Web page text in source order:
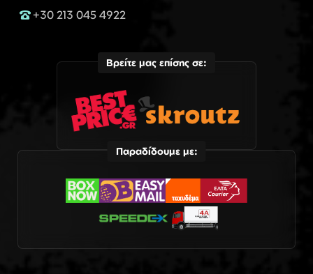
+30 213 045 4922
Βρείτε μας επίσης σε:
Παραδίδουμε με: